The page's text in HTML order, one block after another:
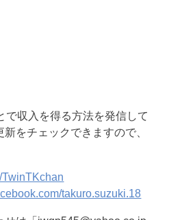
で収入を得る方法を発信して
をチェックできますので、
TwinTKchan
takuro.suzuki.18